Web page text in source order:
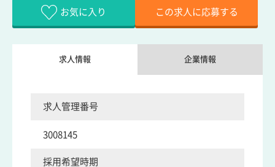
お気に入り この求人に応募する
求人情報 企業情報
求人管理番号
3008145
採用希望時期